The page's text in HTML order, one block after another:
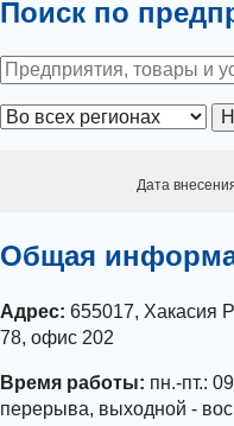
Поиск по
Дата
Общая
Адрес: 655017, Хакасия
78, офис 202
Время работы: пн.-пт.:
перерыва, выходной -